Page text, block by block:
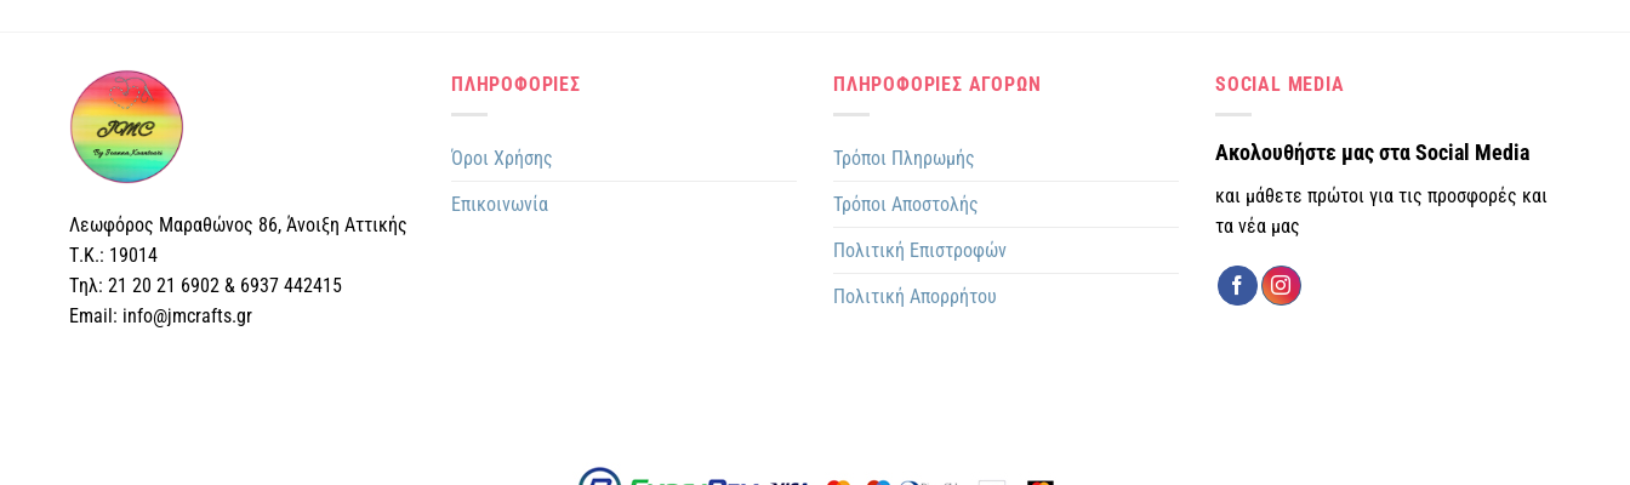
Λεωφόρος Μαραθώνος 86, Άνοιξη Αττικής
Τ.Κ.: 19014
Tηλ: 21 20 21 6902 & 6937 442415
Email: info@jmcrafts.gr
ΠΛΗΡΟΦΟΡΙΕΣ
Όροι Χρήσης
Επικοινωνία
ΠΛΗΡΟΦΟΡΙΕΣ ΑΓΟΡΩΝ
Τρόποι Πληρωμής
Τρόποι Αποστολής
Πολιτική Επιστροφών
Πολιτική Απορρήτου
SOCIAL MEDIA
Ακολουθήστε μας στα Social Media
και μάθετε πρώτοι για τις προσφορές και
τα νέα μας